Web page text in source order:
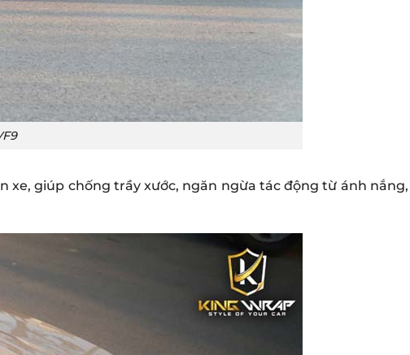
xe, giúp chống trầy xước, ngăn ngừa tác động từ ánh nắng,